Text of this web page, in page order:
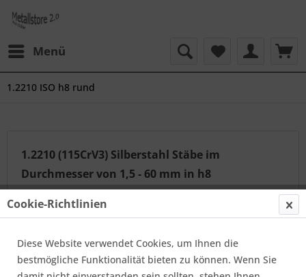
Menü
1.2210 ISO h8 rund
1.2210 (115CrV3) Silberstahl Stäbe im
Durchmesser von 1,5 - 60 mm in h8
Werkzeugstahl in geschliffener, polierter und gezogener
Qualität mit der ISO Toleranz h8 , in der Norm EN 17350
von 1000 und 2000 mm. mehr erfahren »
Cookie-Richtlinien
Diese Website verwendet Cookies, um Ihnen die
bestmögliche Funktionalität bieten zu können. Wenn Sie